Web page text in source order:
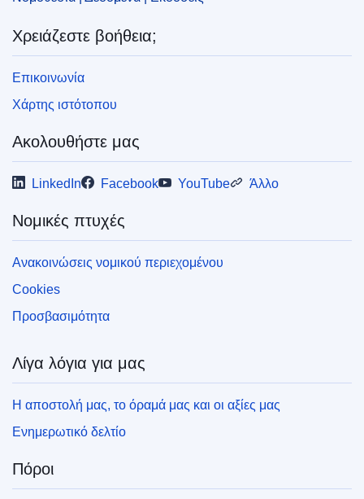
Χρειάζεστε βοήθεια;
Επικοινωνία
Χάρτης ιστότοπου
Ακολουθήστε μας
LinkedIn Facebook YouTube Άλλο
Νομικές πτυχές
Ανακοινώσεις νομικού περιεχομένου
Cookies
Προσβασιμότητα
Λίγα λόγια για μας
Η αποστολή μας, το όραμά μας και οι αξίες μας
Ενημερωτικό δελτίο
Πόροι